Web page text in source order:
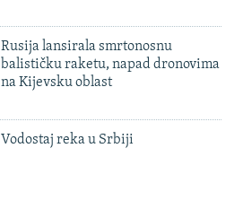
Rusija lansirala smrtonosnu
balističku raketu, napad dronovima
na Kijevsku oblast
Vodostaj reka u Srbiji